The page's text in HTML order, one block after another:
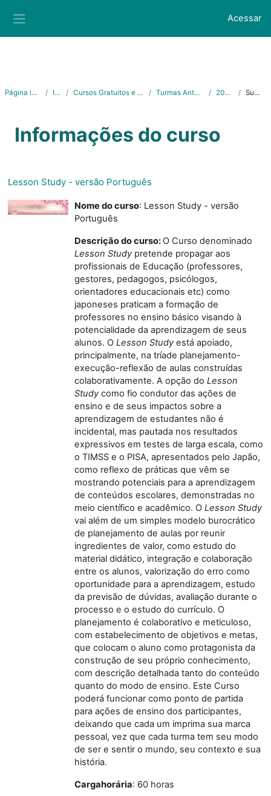
Acessar
Página inicial Ifes Cursos Gratuitos e Abertos Turmas Anteriores 2020/2 Sumário
Informações do curso
Lesson Study - versão Português
Nome do curso: Lesson Study - versão
Português
Descrição do curso: O Curso denominado
Lesson Study pretende propagar aos
profissionais de Educação (professores,
gestores, pedagogos, psicólogos,
orientadores educacionais etc) como
japoneses praticam a formação de
professores no ensino básico visando à
potencialidade da aprendizagem de seus
alunos. O Lesson Study está apoiado,
principalmente, na tríade planejamento-
execução-reflexão de aulas construídas
colaborativamente. A opção do Lesson
Study como fio condutor das ações de
ensino e de seus impactos sobre a
aprendizagem de estudantes não é
incidental, mas pautada nos resultados
expressivos em testes de larga escala, como
o TIMSS e o PISA, apresentados pelo Japão,
como reflexo de práticas que vêm se
mostrando potenciais para a aprendizagem
de conteúdos escolares, demonstradas no
meio científico e acadêmico. O Lesson Study
vai além de um simples modelo burocrático
de planejamento de aulas por reunir
ingredientes de valor, como estudo do
material didático, integração e colaboração
entre os alunos, valorização do erro como
oportunidade para a aprendizagem, estudo
da previsão de dúvidas, avaliação durante o
processo e o estudo do currículo. O
planejamento é colaborativo e meticuloso,
com estabelecimento de objetivos e metas,
que colocam o aluno como protagonista da
construção de seu próprio conhecimento,
com descrição detalhada tanto do conteúdo
quanto do modo de ensino. Este Curso
poderá funcionar como ponto de partida
para ações de ensino dos participantes,
deixando que cada um imprima sua marca
pessoal, vez que cada turma tem seu modo
de ser e sentir o mundo, seu contexto e sua
história.
Cargahorária: 60 horas